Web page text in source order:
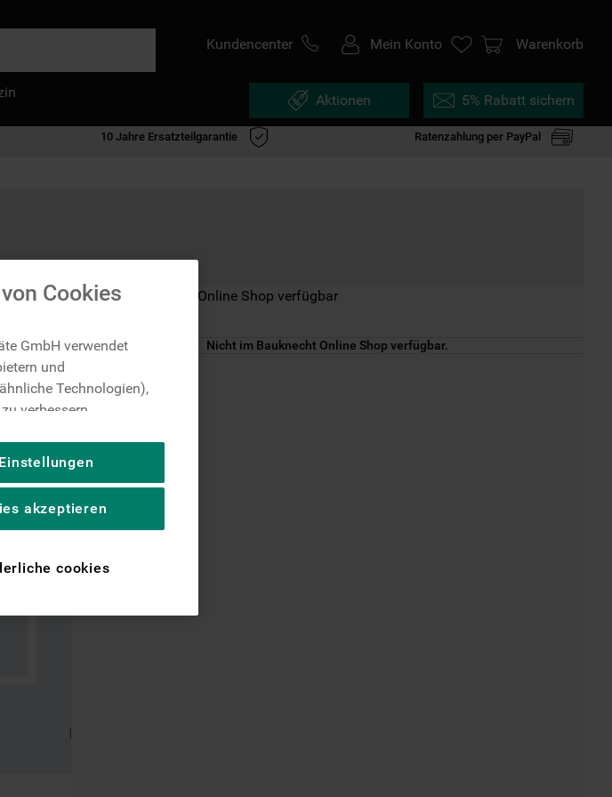
Kundencenter Mein Konto Warenkorb
Aktionen 5% Rabatt sichern
10 Jahre Ersatzteilgarantie Ratenzahlung per PayPal
Nicht im Bauknecht Online Shop verfügbar
Nicht im Bauknecht Online Shop verfügbar.
Cookies
GmbH verwendet
und
Technologien),
verbessern
Inhalte der Website
der Website zu
der
anzubieten
Google LLC –
cookies
akzeptieren